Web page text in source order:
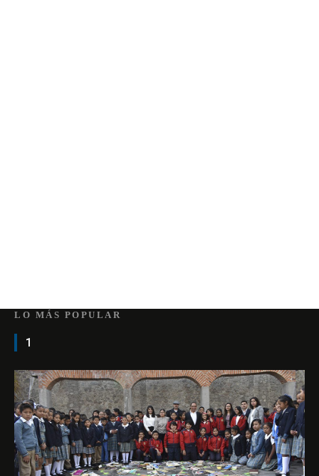
LO MÁS POPULAR
1